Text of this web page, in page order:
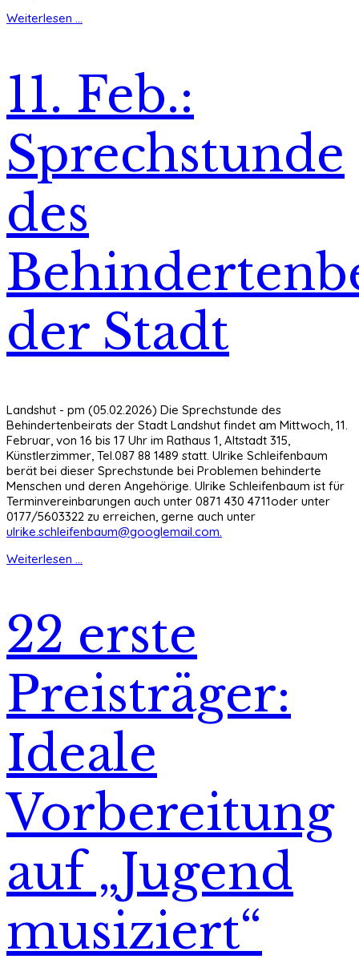
Weiterlesen ...
11. Feb.:
Sprechstunde
des
der Stadt
Landshut - pm (05.02.2026) Die Sprechstunde des
Behindertenbeirats der Stadt Landshut findet am Mittwoch, 11.
Februar, von 16 bis 17 Uhr im Rathaus 1, Altstadt 315,
Künstlerzimmer, Tel.087 88 1489 statt. Ulrike Schleifenbaum
berät bei dieser Sprechstunde bei Problemen behinderte
Menschen und deren Angehörige. Ulrike Schleifenbaum ist für
Terminvereinbarungen auch unter 0871 430 4711oder unter
0177/5603322 zu erreichen, gerne auch unter
ulrike.schleifenbaum@googlemail.com
Weiterlesen ...
22 erste
Preisträger:
Ideale
Vorbereitung
auf „Jugend
musiziert“